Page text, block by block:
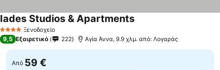
4 ΑστέριαΞενοδοχείο
Iades Studios & Apartments
9,5 Εξαιρετικό 222 Αγία Άννα, 9.9 χλμ. από: Λογαράς
Από 59 €